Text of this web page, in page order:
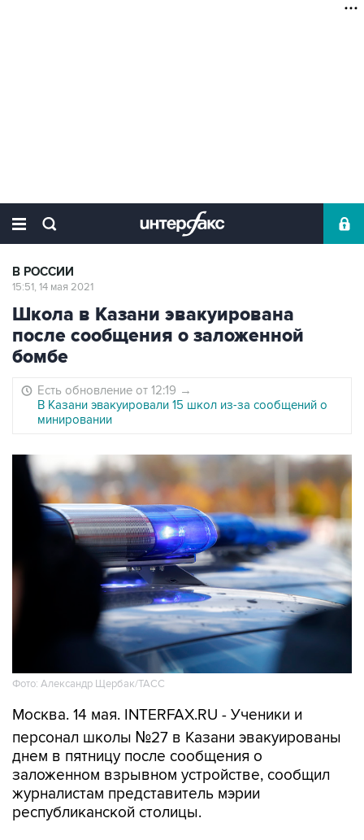
В РОССИИ
15:51, 14 мая 2021
Школа в Казани эвакуирована
после сообщения о заложенной
бомбе
Есть обновление от 12:19 →
В Казани эвакуировали 15 школ из-за сообщений о
минировании
Фото: Александр Щербак/ТАСС
Москва. 14 мая. INTERFAX.RU - Ученики и
персонал школы №27 в Казани эвакуированы
днем в пятницу после сообщения о
заложенном взрывном устройстве, сообщил
журналистам представитель мэрии
республиканской столицы.